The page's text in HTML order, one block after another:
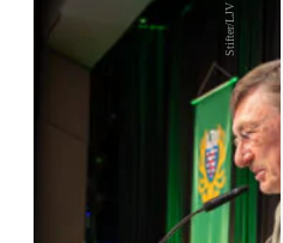
Stifter/LJV